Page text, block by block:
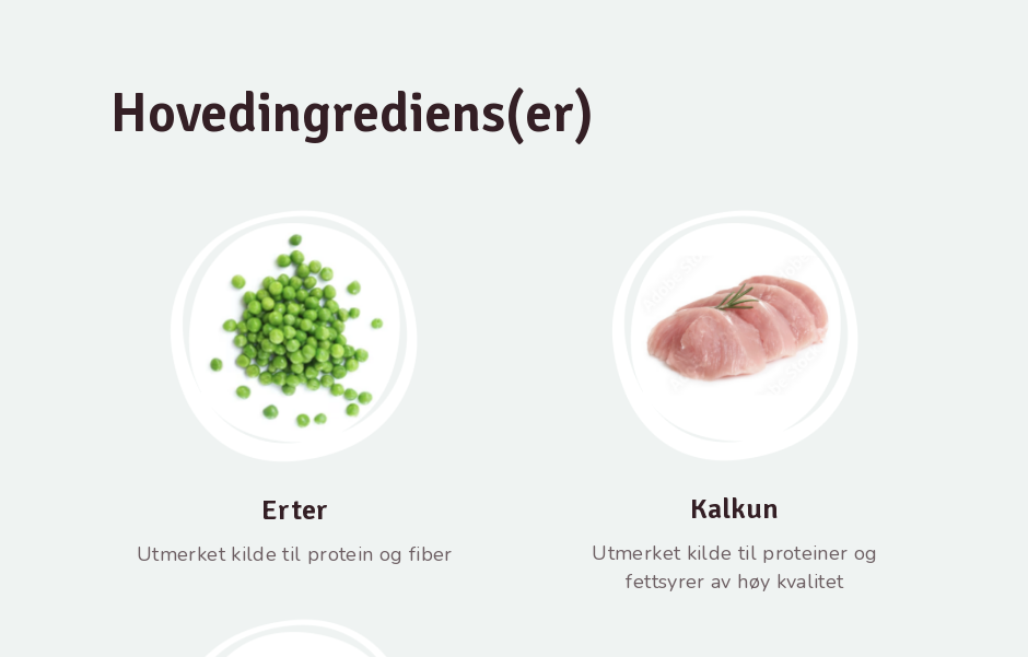
Hovedingrediens(er)
Erter
Utmerket kilde til protein og fiber
Kalkun
Utmerket kilde til proteiner og
fettsyrer av høy kvalitet